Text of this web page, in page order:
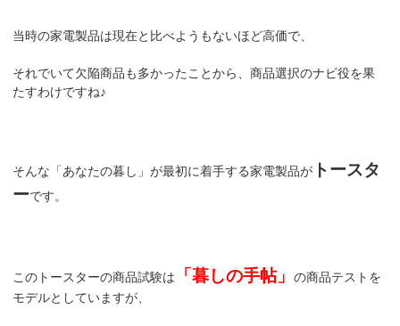
当時の家電製品は現在と比べようもないほど高価で、
それでいて欠陥商品も多かったことから、商品選択のナビ役を果
たすわけですね♪
そんな「あなたの暮し」が最初に着手する家電製品が トースタ
ーです。
このトースターの商品試験は 「暮しの手帖」の商品テストを
モデルとしていますが、